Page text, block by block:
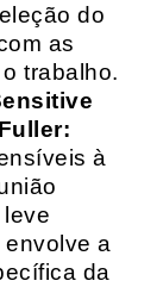
do
as
trabalho.
à
a
da